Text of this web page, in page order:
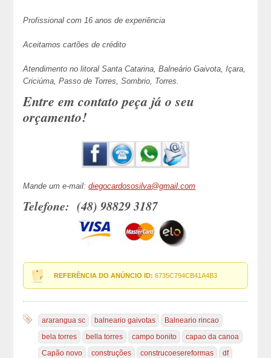
Profissional com 16 anos de experiência
Aceitamos cartões de crédito
Atendimento no litoral Santa Catarina, Balneário Gaivota, Içara,
Criciúma, Passo de Torres, Sombrio, Torres.
Entre em contato peça já o seu
orçamento!
Mande um e-mail:diegocardososilva@gmail.com
Telefone: (48) 98829 3187
REFERÊNCIA DO ANÚNCIO ID: 6735C794CB41A4B3
ararangua sc balneario gaivotas
Balneario rincao
bela torres
bella torres campo bonito
capao da canoa
Capão novo
construções construcoesereformas
df